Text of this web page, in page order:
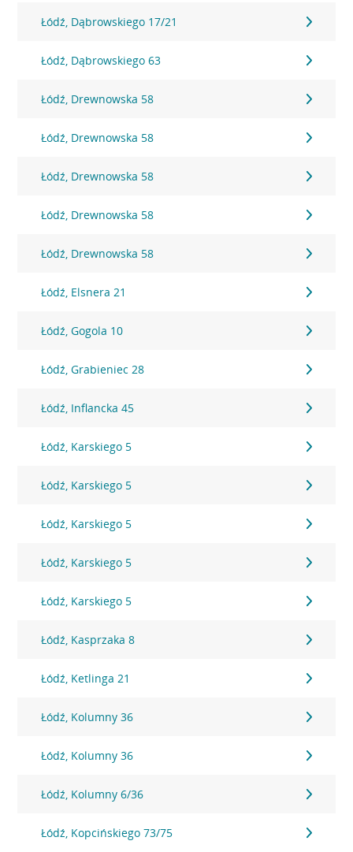
Łódź, Dąbrowskiego 17/21
Łódź, Dąbrowskiego 63
Łódź, Drewnowska 58
Łódź, Drewnowska 58
Łódź, Drewnowska 58
Łódź, Drewnowska 58
Łódź, Drewnowska 58
Łódź, Elsnera 21
Łódź, Gogola 10
Łódź, Grabieniec 28
Łódź, Inflancka 45
Łódź, Karskiego 5
Łódź, Karskiego 5
Łódź, Karskiego 5
Łódź, Karskiego 5
Łódź, Karskiego 5
Łódź, Kasprzaka 8
Łódź, Ketlinga 21
Łódź, Kolumny 36
Łódź, Kolumny 36
Łódź, Kolumny 6/36
Łódź, Kopcińskiego 73/75